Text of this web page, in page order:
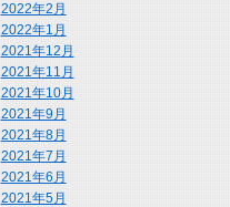
2022年2月
2022年1月
2021年12月
2021年11月
2021年10月
2021年9月
2021年8月
2021年7月
2021年6月
2021年5月